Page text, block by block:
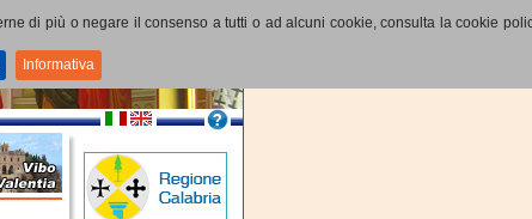
di più o negare il consenso a tutti o ad alcuni cookie, consulta la cookie
Informativa